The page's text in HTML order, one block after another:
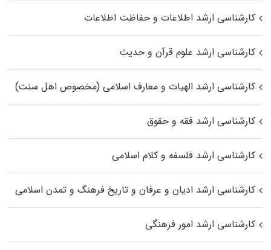
کارشناسی ارشد اطلاعات و حفاظت اطلاعات
کارشناسی ارشد علوم قرآن و حدیث
کارشناسی ارشد الهیات و معارف اسلامی (مخصوص اهل سنت)
کارشناسی ارشد فقه و حقوق
کارشناسی ارشد فلسفه و کلام اسلامی
کارشناسی ارشد ادیان و عرفان و تاریخ فرهنگ و تمدن اسلامی
کارشناسی ارشد امور فرهنگی